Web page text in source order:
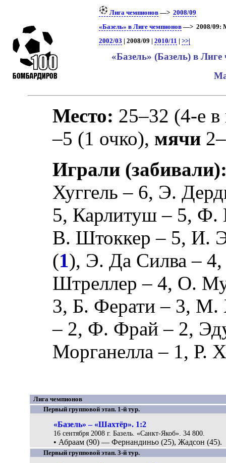
Лига чемпионов—> 2008/09
«Базель» в Лиге чемпионов—> 2008/09:
2002/03 | 2008/09 | 2010/11 | >>|
«Базель» (Базель) в
Место: 25–32 (4-е
–5 (1 очко), мячи
Играли
Хуггель – 6, Э.
5, Карлитуш – 5, Ф.
В. Штоккер – 5, И.
(1), Э. Да Силва –
Штреллер – 4, О.
3, Б. Ферати – 3, М.
– 2, Ф. Фрай – 2,
Морганелла – 1, Р.
Лига чемпионов
Первый групповой этап. 1-й тур.
«Базель» – «Шахтёр». 1:2
16 сентября 2008 г. Базель. «Санкт-Якоб». 34 800.
• Абраам (90) — Фернандиньо (25), Жадсон (45).
Первый групповой этап. 3-й тур.